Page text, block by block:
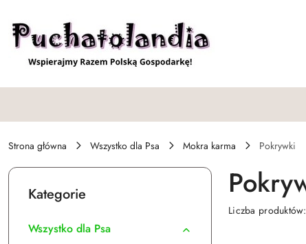
Strona główna Wszystko dla Psa Mokra karma Pokrywki
Kategorie
Wszystko dla Psa
Liczba